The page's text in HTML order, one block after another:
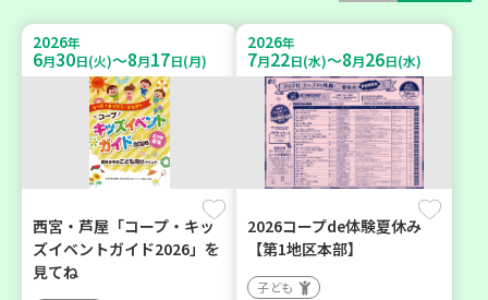
2026年
6月30日(火)～8月17日(月)
西宮・芦屋「コープ・キッ
ズイベントガイド2026」を
見てね
2026年
7月22日(水)～8月26日(水)
2026コープde体験夏休み
【第1地区本部】
子ども